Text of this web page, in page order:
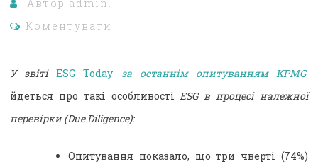
Автор admin.
Коментувати
У звітіESG Today за останнім опитуванням KPMG
йдеться про такі особливостіESG в процесі належної
перевірки (Due Diligence):
Опитування показало, що три чверті (74%)